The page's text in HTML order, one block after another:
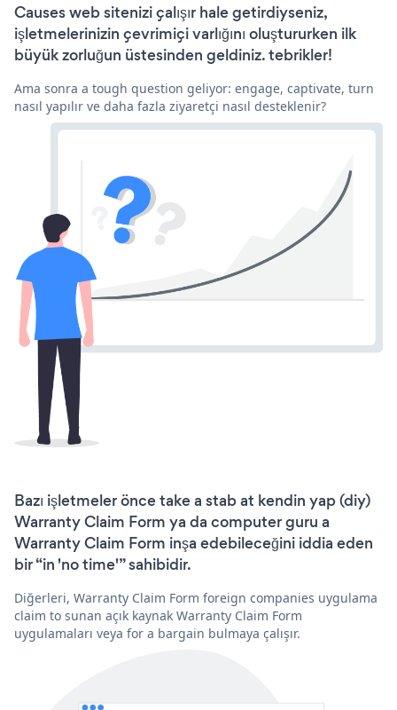
Causes web sitenizi çalışır hale getirdiyseniz,
işletmelerinizin çevrimiçi varlığını oluştururken ilk
büyük zorluğun üstesinden geldiniz. tebrikler!
Ama sonra a tough question geliyor: engage, captivate, turn
nasıl yapılır ve daha fazla ziyaretçi nasıl desteklenir?
Bazı işletmeler önce take a stab at kendin yap (diy)
Warranty Claim Form ya da computer guru a
Warranty Claim Form inşa edebileceğini iddia eden
bir “in 'no time'” sahibidir.
Diğerleri, Warranty Claim Form foreign companies uygulama
claim to sunan açık kaynak Warranty Claim Form
uygulamaları veya for a bargain bulmaya çalışır.